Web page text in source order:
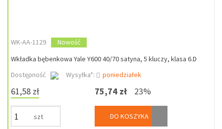
WK-AA-1129
Nowość
Wkładka bębenkowa Yale Y600 40/70 satyna, 5 kluczy, klasa 6.D
Dostępność
Wysyłka*: poniedziałek
61,58 zł
szt
75,74 zł 23%
DO KOSZYKA